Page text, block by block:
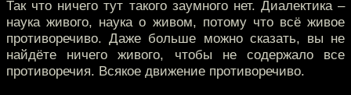
Так что ничего тут такого заумного нет. Диалектика –
наука живого, наука о живом, потому что всё живое
противоречиво. Даже больше можно сказать, вы не
найдёте ничего живого, чтобы не содержало все
противоречия. Всякое движение противоречиво.